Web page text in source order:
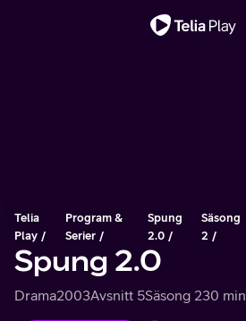
Telia
Play
Program &
Serier
Spung
2.0
Säsong
2
Spung 2.0
Drama2003Avsnitt 5Säsong 230 min